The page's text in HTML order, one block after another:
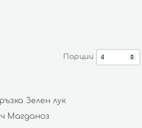
Порции
Зелен лук
Магданоз